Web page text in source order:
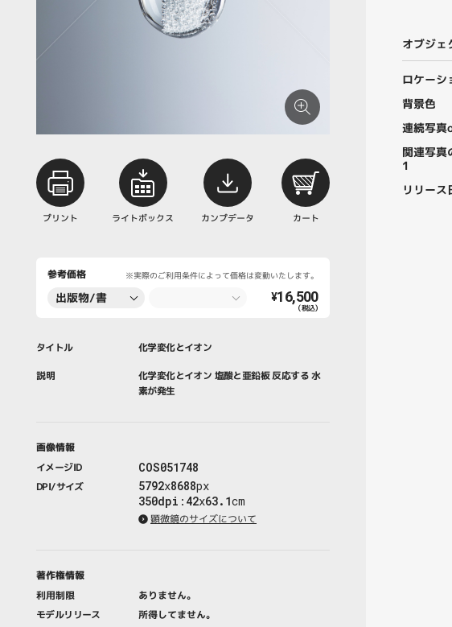
プリント ライトボックス カンプデータ カート
参考価格 ※実際のご利用条件によって価格は変動いたします。
出版物/書
¥16,500
（税込）
タイトル 化学変化とイオン
説明
化学変化とイオン 塩酸と亜鉛板 反応する 水
素が発生
画像情報
イメージID
COS051748
DPI/サイズ 5792x8688px
350dpi : 42x63.1cm
顕微鏡のサイズについて
著作権情報
利用制限
ありません。
モデルリリース
所得してません。
オブジェ
ロケーシ
背景色
連続写
関連写真
1
リリース